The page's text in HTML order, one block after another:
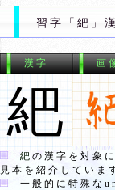
習字「紦」
漢字 画
紦
紦 の漢字を対象
見本を紹介していま
一般的に特殊な